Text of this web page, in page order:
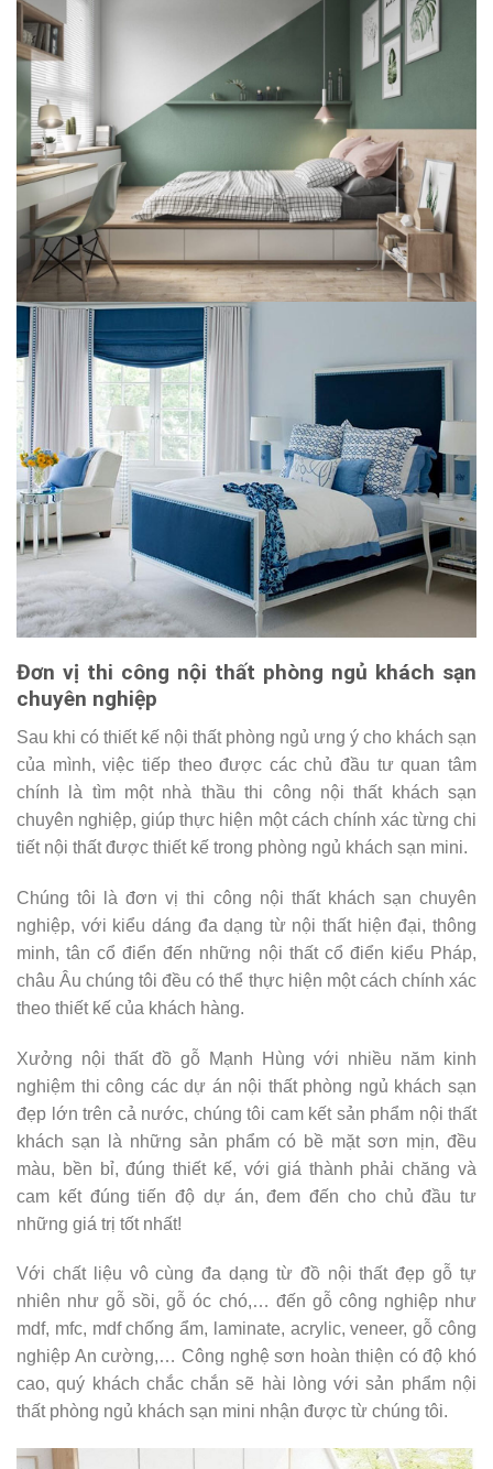
Đơn vị thi công nội thất phòng ngủ khách sạn
chuyên nghiệp
Sau khi có thiết kế nội thất phòng ngủ ưng ý cho khách sạn
của mình, việc tiếp theo được các chủ đầu tư quan tâm
chính là tìm một nhà thầu thi công nội thất khách sạn
chuyên nghiệp, giúp thực hiện một cách chính xác từng chi
tiết nội thất được thiết kế trong phòng ngủ khách sạn mini.
Chúng tôi là đơn vị thi công nội thất khách sạn chuyên
nghiệp, với kiểu dáng đa dạng từ nội thất hiện đại, thông
minh, tân cổ điển đến những nội thất cổ điển kiểu Pháp,
châu Âu chúng tôi đều có thể thực hiện một cách chính xác
theo thiết kế của khách hàng.
Xưởng nội thất đồ gỗ Mạnh Hùng với nhiều năm kinh
nghiệm thi công các dự án nội thất phòng ngủ khách sạn
đẹp lớn trên cả nước, chúng tôi cam kết sản phẩm nội thất
khách sạn là những sản phẩm có bề mặt sơn mịn, đều
màu, bền bỉ, đúng thiết kế, với giá thành phải chăng và
cam kết đúng tiến độ dự án, đem đến cho chủ đầu tư
những giá trị tốt nhất!
Với chất liệu vô cùng đa dạng từ đồ nội thất đẹp gỗ tự
nhiên như gỗ sồi, gỗ óc chó,… đến gỗ công nghiệp như
mdf, mfc, mdf chống ẩm, laminate, acrylic, veneer, gỗ công
nghiệp An cường,… Công nghệ sơn hoàn thiện có độ khó
cao, quý khách chắc chắn sẽ hài lòng với sản phẩm nội
thất phòng ngủ khách sạn mini nhận được từ chúng tôi.